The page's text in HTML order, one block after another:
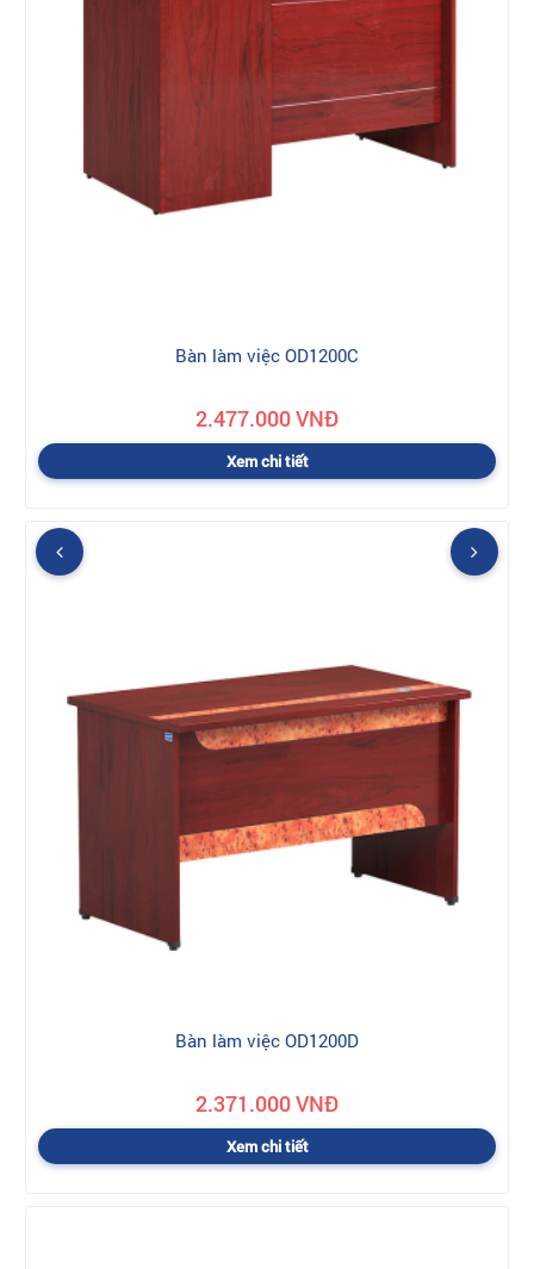
Bàn làm việc OD1200C
2.477.000 VNĐ
Xem chi tiết
Bàn làm việc OD1200D
2.371.000 VNĐ
Xem chi tiết